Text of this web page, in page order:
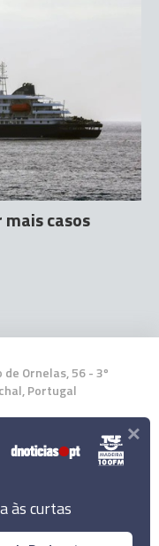
mais casos
de Ornelas, 56 - 3º
Portugal
às curtas
×